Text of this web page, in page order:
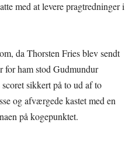
med at levere pragtredninger i
da Thorsten Fries blev sendt
for ham stod Gudmundur
sikkert på to ud af to
og afværgede kastet med en
på kogepunktet.